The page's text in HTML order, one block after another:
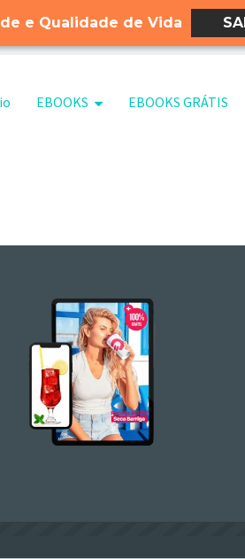
e Qualidade de Vida
o conteúdo
EBOOKS EBOOKS GRÁTIS